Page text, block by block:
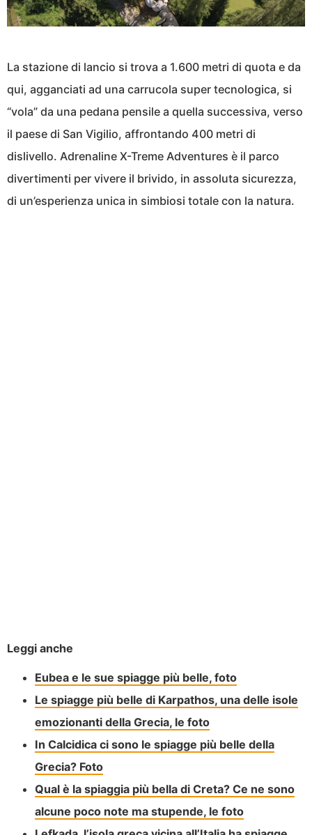
La stazione di lancio si trova a 1.600 metri di quota e da
qui, agganciati ad una carrucola super tecnologica, si
“vola” da una pedana pensile a quella successiva, verso
il paese di San Vigilio, affrontando 400 metri di
dislivello. Adrenaline X-Treme Adventures è il parco
divertimenti per vivere il brivido, in assoluta sicurezza,
di un’esperienza unica in simbiosi totale con la natura.
Leggi anche
Eubea e le sue spiagge più belle, foto
Le spiagge più belle di Karpathos, una delle isole
emozionanti della Grecia, le foto
In Calcidica ci sono le spiagge più belle della
Grecia? Foto
Qual è la spiaggia più bella di Creta? Ce ne sono
alcune poco note ma stupende, le foto